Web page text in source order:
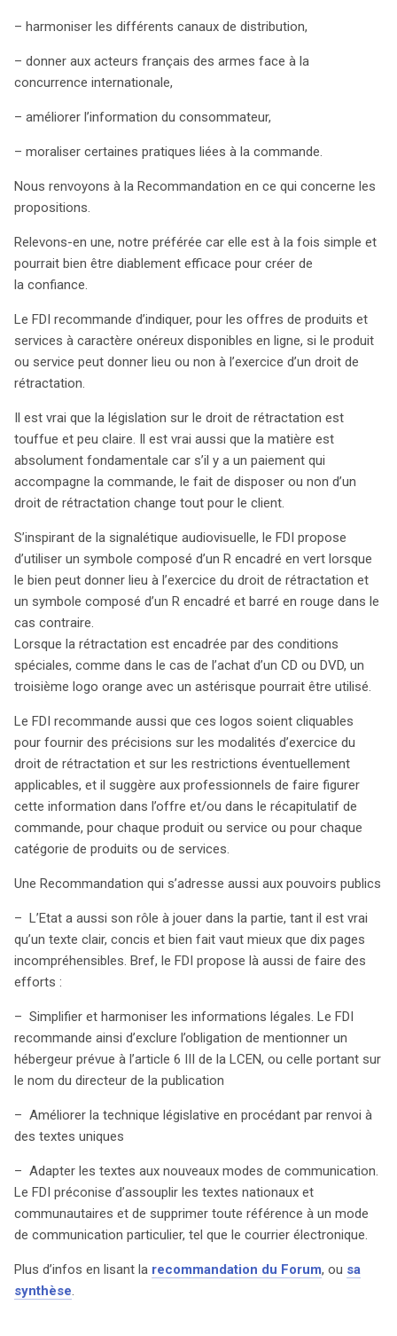
recommandations visent à renforcer la confiance des
consommateurs et à rendre le commerce électronique
plus transparent et éthique. Pour en savoir plus, il est
du FDI.
– harmoniser les différents canaux de distribution,
– donner aux acteurs français des armes face à la
concurrence internationale,
– améliorer l’information du consommateur,
– moraliser certaines pratiques liées à la commande.
Nous renvoyons à la Recommandation en ce qui concerne les
propositions.
Relevons-en une, notre préférée car elle est à la fois simple et
pourrait bien être diablement efficace pour créer de
la confiance.
Le FDI recommande d’indiquer, pour les offres de produits et
services à caractère onéreux disponibles en ligne, si le produit
ou service peut donner lieu ou non à l’exercice d’un droit de
rétractation.
Il est vrai que la législation sur le droit de rétractation est
touffue et peu claire. Il est vrai aussi que la matière est
absolument fondamentale car s’il y a un paiement qui
accompagne la commande, le fait de disposer ou non d’un
droit de rétractation change tout pour le client.
S’inspirant de la signalétique audiovisuelle, le FDI propose
d’utiliser un symbole composé d’un R encadré en vert lorsque
le bien peut donner lieu à l’exercice du droit de rétractation et
un symbole composé d’un R encadré et barré en rouge dans le
cas contraire.
Lorsque la rétractation est encadrée par des conditions
spéciales, comme dans le cas de l’achat d’un CD ou DVD, un
troisième logo orange avec un astérisque pourrait être utilisé.
Le FDI recommande aussi que ces logos soient cliquables
pour fournir des précisions sur les modalités d’exercice du
droit de rétractation et sur les restrictions éventuellement
applicables, et il suggère aux professionnels de faire figurer
cette information dans l’offre et/ou dans le récapitulatif de
commande, pour chaque produit ou service ou pour chaque
catégorie de produits ou de services.
Une Recommandation qui s’adresse aussi aux pouvoirs publics
– L’Etat a aussi son rôle à jouer dans la partie, tant il est vrai
qu’un texte clair, concis et bien fait vaut mieux que dix pages
incompréhensibles. Bref, le FDI propose là aussi de faire des
efforts :
– Simplifier et harmoniser les informations légales. Le FDI
recommande ainsi d’exclure l’obligation de mentionner un
hébergeur prévue à l’article 6 III de la LCEN, ou celle portant sur
le nom du directeur de la publication
– Améliorer la technique législative en procédant par renvoi à
des textes uniques
– Adapter les textes aux nouveaux modes de communication.
Le FDI préconise d’assouplir les textes nationaux et
communautaires et de supprimer toute référence à un mode
de communication particulier, tel que le courrier électronique.
Plus d’infos en lisant la recommandation du Forum, ou sa
synthèse.